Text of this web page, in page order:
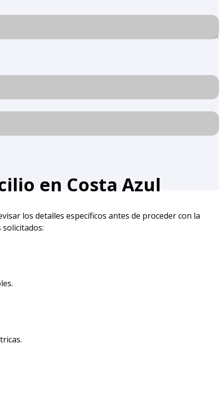
en Costa Azul
los detalles específicos antes de proceder con la